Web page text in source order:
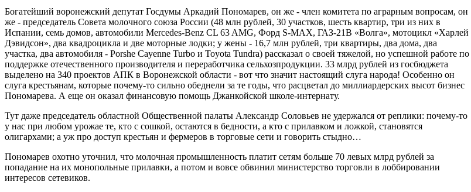
Богатейший воронежский депутат Госдумы Аркадий Пономарев, он же - член комитета по аграрным вопросам, он
же - председатель Совета молочного союза России (48 млн рублей, 30 участков, шесть квартир, три из них в
Испании, семь домов, автомобили Mercedes-Benz CL 63 AMG, Форд S-MAX, ГАЗ-21В «Волга», мотоцикл «Харлей
Дэвидсон», два квадроцикла и две моторные лодки; у жены - 16,7 млн рублей, три квартиры, два дома, два
участка, два автомобиля - Porshe Cayenne Turbo и Toyota Tundra) рассказал о своей тяжелой, но успешной работе по
поддержке отечественного производителя и переработчика сельхозпродукции. 33 млрд рублей из госбюджета
выделено на 340 проектов АПК в Воронежской области - вот что значит настоящий слуга народа! Особенно он
слуга крестьянам, которые почему-то сильно обеднели за те годы, что расцветал до миллиардерских высот бизнес
Пономарева. А еще он оказал финансовую помощь Джанкойской школе-интернату.
Тут даже председатель областной Общественной палаты Александр Соловьев не удержался от реплики: почему-то
у нас при любом урожае те, кто с сошкой, остаются в бедности, а кто с прилавком и ложкой, становятся
олигархами; а уж про доступ крестьян и фермеров в торговые сети и говорить стыдно…
Пономарев охотно уточнил, что молочная промышленность платит сетям больше 70 левых млрд рублей за
попадание на их монопольные прилавки, а потом и вовсе обвинил министерство торговли в лоббировании
интересов сетевиков.